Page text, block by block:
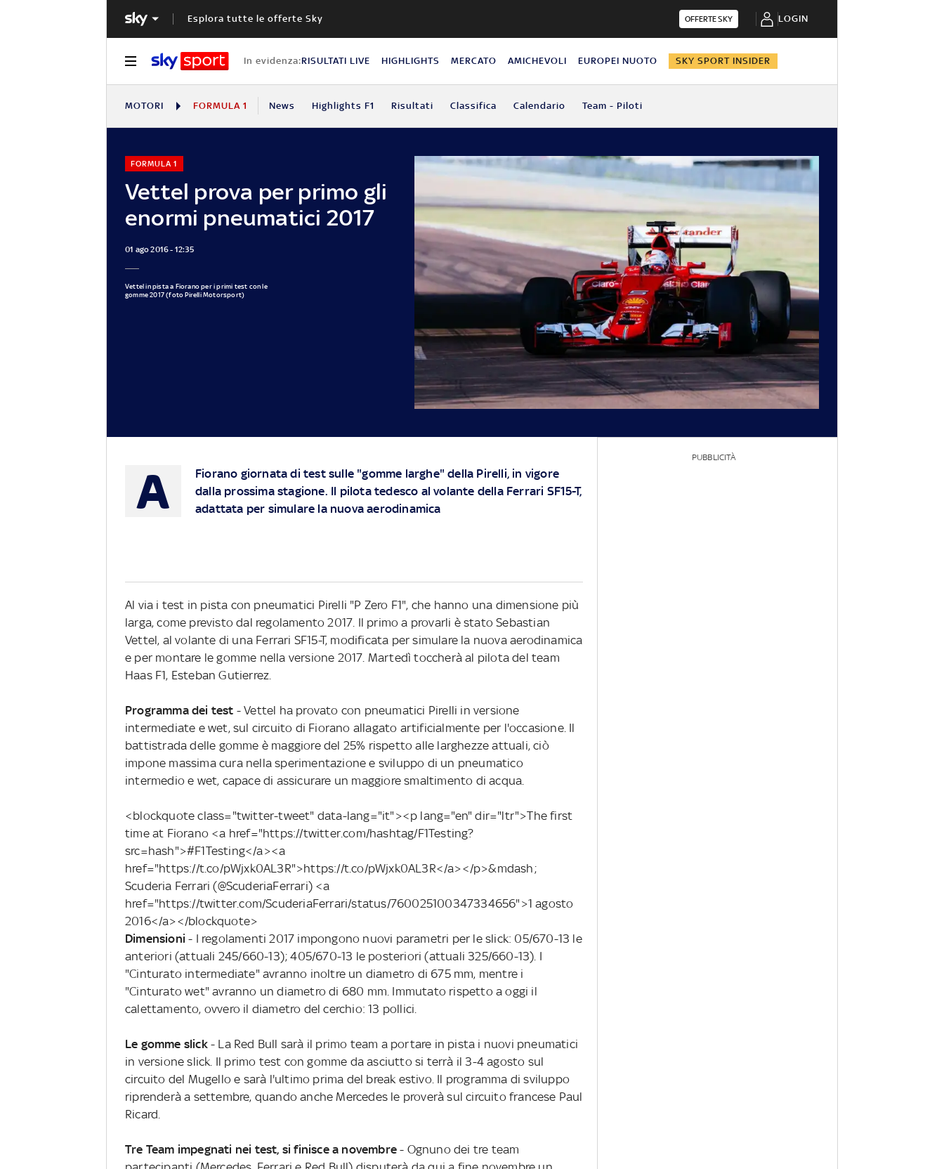
Esplora tutte le offerte Sky OFFERTE SKY LOGIN
In evidenza:RISULTATI LIVE HIGHLIGHTS MERCATO AMICHEVOLI EUROPEI NUOTO SKY SPORT INSIDER
MOTORI FORMULA 1 News Highlights F1 Risultati Classifica Calendario Team - Piloti
Vettel prova per primo gli
enormi pneumatici 2017
FORMULA 1
01 ago 2016 - 12:35
Vettel in pista a Fiorano per i primi test con le
gomme 2017 (foto Pirelli Motorsport)
A
Fiorano giornata di test sulle "gomme larghe" della Pirelli, in vigore
dalla prossima stagione. Il pilota tedesco al volante della Ferrari SF15-T,
adattata per simulare la nuova aerodinamica
Al via i test in pista con pneumatici Pirelli "P Zero F1", che hanno una dimensione più
larga, come previsto dal regolamento 2017. Il primo a provarli è stato Sebastian
Vettel, al volante di una Ferrari SF15-T, modificata per simulare la nuova aerodinamica
e per montare le gomme nella versione 2017. Martedì toccherà al pilota del team
Haas F1, Esteban Gutierrez.
Programma dei test - Vettel ha provato con pneumatici Pirelli in versione
intermediate e wet, sul circuito di Fiorano allagato artificialmente per l'occasione. Il
battistrada delle gomme è maggiore del 25% rispetto alle larghezze attuali, ciò
impone massima cura nella sperimentazione e sviluppo di un pneumatico
intermedio e wet, capace di assicurare un maggiore smaltimento di acqua.
<blockquote class="twitter-tweet" data-lang="it"><p lang="en" dir="ltr">The first
time at Fiorano <a href="https://twitter.com/hashtag/F1Testing?
src=hash">#F1Testing</a><a
href="https://t.co/pWjxk0AL3R">https://t.co/pWjxk0AL3R</a></p>&mdash;
Scuderia Ferrari (@ScuderiaFerrari) <a
href="https://twitter.com/ScuderiaFerrari/status/760025100347334656">1 agosto
2016</a></blockquote>
Dimensioni - I regolamenti 2017 impongono nuovi parametri per le slick: 05/670-13 le
anteriori (attuali 245/660-13); 405/670-13 le posteriori (attuali 325/660-13). I
"Cinturato intermediate" avranno inoltre un diametro di 675 mm, mentre i
"Cinturato wet" avranno un diametro di 680 mm. Immutato rispetto a oggi il
calettamento, ovvero il diametro del cerchio: 13 pollici.
Le gomme slick- La Red Bull sarà il primo team a portare in pista i nuovi pneumatici
in versione slick. Il primo test con gomme da asciutto si terrà il 3-4 agosto sul
circuito del Mugello e sarà l'ultimo prima del break estivo. Il programma di sviluppo
riprenderà a settembre, quando anche Mercedes le proverà sul circuito francese Paul
Ricard.
Tre Team impegnati nei test, si finisce a novembre- Ognuno dei tre team
PUBBLICITÀ